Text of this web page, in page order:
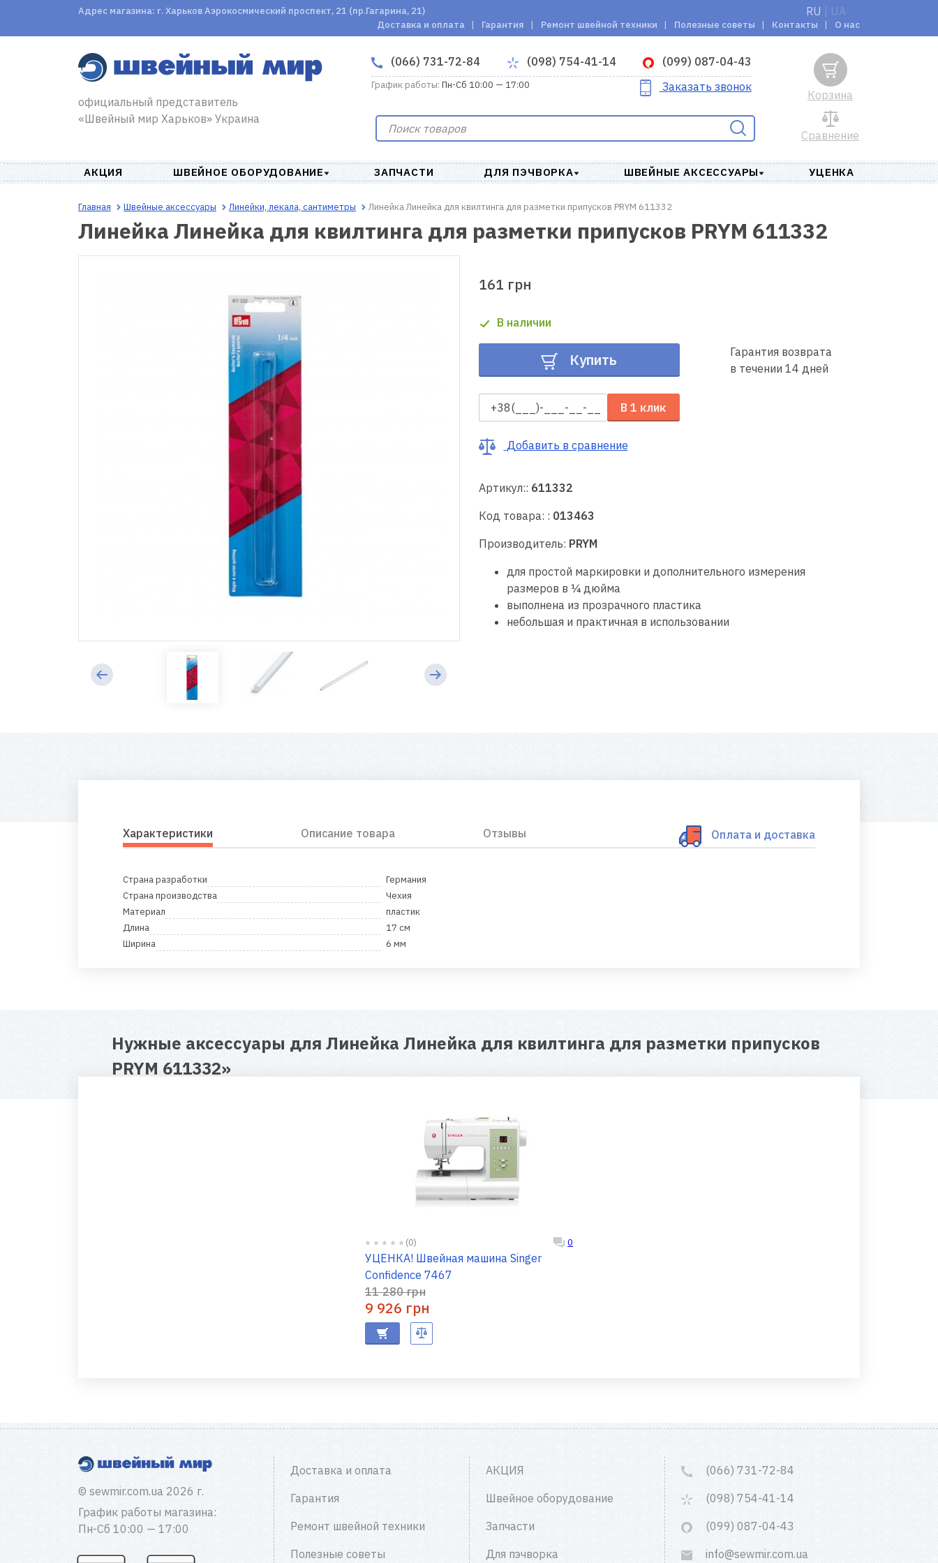
Адрес магазина: г. Харьков Аэрокосмический проспект, 21 (пр.Гагарина, 21) RU UA
Доставка и оплата Гарантия Ремонт швейной техники Полезные советы Контакты О нас
официальный представитель
«Швейный мир Харьков» Украина
(066) 731-72-84 (098) 754-41-14 (099) 087-04-43
График работы: Пн-Сб 10:00 — 17:00 Заказать звонок
Сравнение
Корзина
АКЦИЯ ШВЕЙНОЕ ОБОРУДОВАНИЕ ЗАПЧАСТИ ДЛЯ ПЭЧВОРКА ШВЕЙНЫЕ АКСЕССУАРЫ УЦЕНКА
Главная Швейные аксессуары Линейки, лекала, сантиметры Линейка Линейка для квилтинга для разметки припусков PRYM 611332
Линейка Линейка для квилтинга для разметки припусков PRYM 611332
161 грн
В наличии
Купить
В 1 клик
Гарантия возврата
в течении 14 дней
Добавить в сравнение
Артикул:: 611332
Код товара: : 013463
Производитель: PRYM
для простой маркировки и дополнительного измерения
размеров в ¼ дюйма
выполнена из прозрачного пластика
небольшая и практичная в использовании
Характеристики Описание товара Отзывы Оплата и доставка
Страна разработки
Германия
Страна производства
Чехия
Материал
пластик
Длина
17 см
Ширина
6 мм
Нужные аксессуары для Линейка Линейка для квилтинга для разметки припусков
PRYM 611332»
(0) 0
УЦЕНКА! Швейная машина Singer
Confidence 7467
11 280 грн
9 926 грн
© sewmir.com.ua 2026 г.
График работы магазина:
Пн-Сб 10:00 — 17:00
Доставка и оплата
Гарантия
Ремонт швейной техники
Полезные советы
АКЦИЯ
Швейное оборудование
Запчасти
Для пэчворка
(066) 731-72-84
(098) 754-41-14
(099) 087-04-43
info@sewmir.com.ua